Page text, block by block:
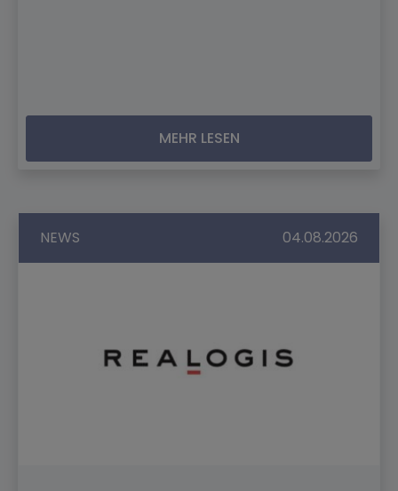
MEHR LESEN
NEWS 04.08.2026